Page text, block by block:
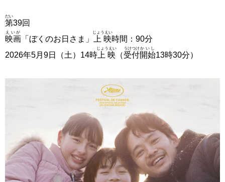
第
だい
39回
映画
えいが
「ぼくのお日さま」 上映
じょうえい
時間：90分
2026年5月9日（土）14時 上映
じょうえい
（受付
うけつけ
開始
かいし
13時30分）